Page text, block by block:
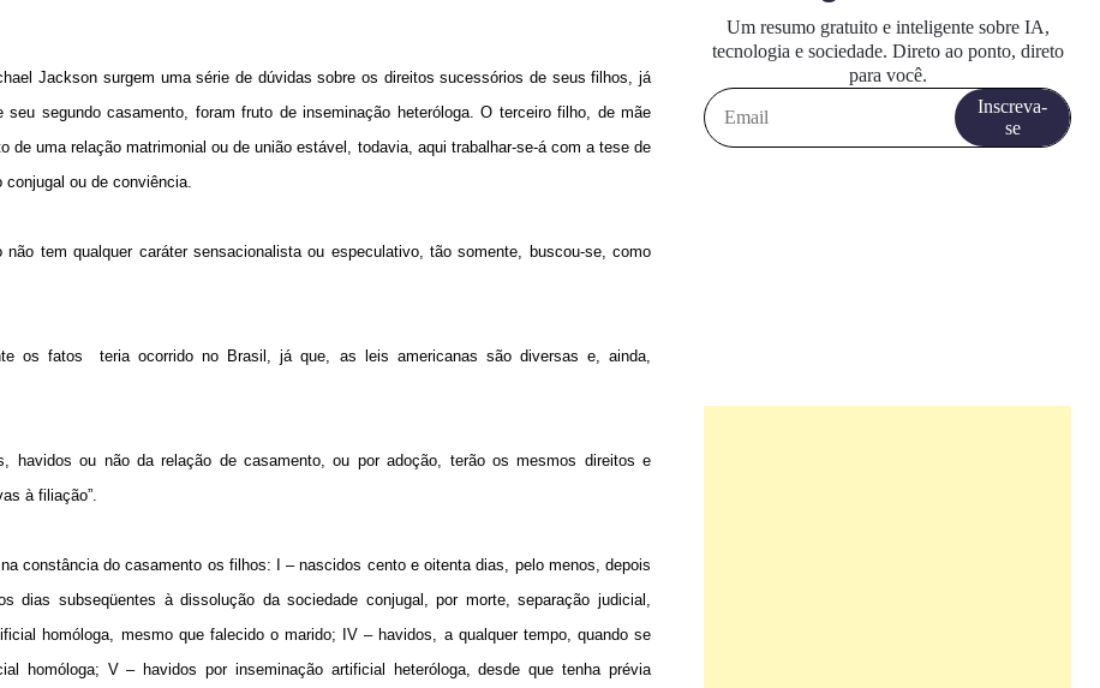
Jackson surgem uma série de dúvidas sobre os direitos sucessórios de seus filhos, já
segundo casamento, foram fruto de inseminação heteróloga. O terceiro filho, de mãe
uma relação matrimonial ou de união estável, todavia, aqui trabalhar-se-á com a tese de
ou de conviência.
tem qualquer caráter sensacionalista ou especulativo, tão somente, buscou-se, como
os fatos
teria ocorrido no Brasil, já que, as leis americanas são diversas e, ainda,
havidos ou não da relação de casamento, ou por adoção, terão os mesmos direitos e
à filiação”.
constância do casamento os filhos: I – nascidos cento e oitenta dias, pelo menos, depois
subseqüentes à dissolução da sociedade conjugal, por morte, separação judicial,
homóloga, mesmo que falecido o marido; IV – havidos, a qualquer tempo, quando se
homóloga; V – havidos por inseminação artificial heteróloga, desde que tenha prévia